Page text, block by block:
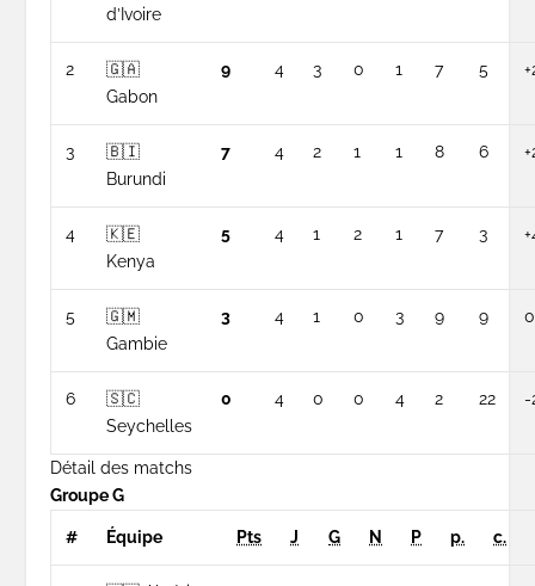
d’Ivoire
2
🇬🇦
Gabon
9 4 3 0 1 7 5
3
🇧🇮
Burundi
7 4 2 1 1 8 6
4
🇰🇪
Kenya
5 4 1 2 1 7 3
5
🇬🇲
Gambie
3 4 1 0 3 9 9 0
6
🇸🇨
Seychelles
0 4 0 0 4 2 22 -
Détail des matchs
Groupe G
# Équipe Pts J G N P p. c.